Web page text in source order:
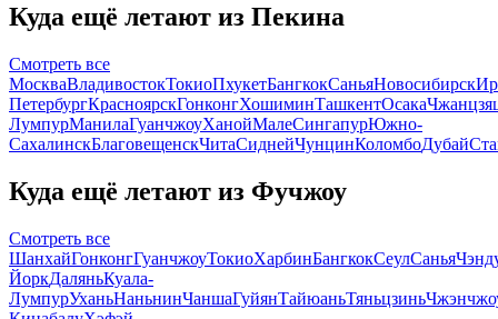
Куда ещё летают из Пекина
Смотреть все
МоскваВладивостокТокиоПхукетБангкокСаньяНовосибирск
ПетербургКрасноярскГонконгХошиминТашкентОсака
ЛумпурМанилаГуанчжоуХанойМалеСингапурЮжно-
СахалинскБлаговещенскЧитаСиднейЧунцинКоломбоДубай
Куда ещё летают из Фучжоу
Смотреть все
ШанхайГонконгГуанчжоуТокиоХарбинБангкокСеулСанья
ЙоркДаляньКуала-
ЛумпурУханьНаньнинЧаншаГуйянТайюаньТяньцзинь